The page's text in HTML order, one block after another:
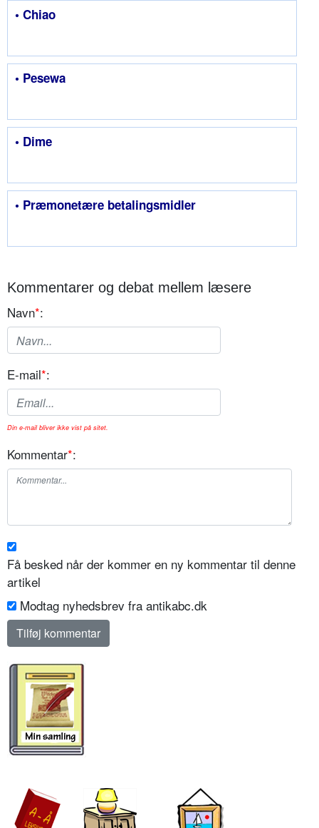
• Chiao
• Pesewa
• Dime
• Præmonetære betalingsmidler
Kommentarer og debat mellem læsere
Navn*:
E-mail*:
Din e-mail bliver ikke vist på sitet.
Kommentar*:
Få besked når der kommer en ny kommentar til denne
artikel
Modtag nyhedsbrev fra antikabc.dk